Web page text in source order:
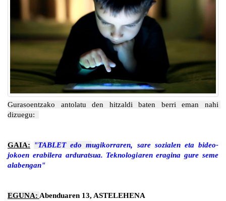
Gurasoentzako antolatu den hitzaldi baten berri eman nahi
dizuegu:
GAIA: "TABLET edo mugikorraren, sare sozialen eta bideo-
jokoen erabilera arduratsua. Teknologiaren eragina gure seme
alabengan"
EGUNA: Abenduaren 13, ASTELEHENA